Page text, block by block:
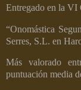
Entregado en la VI
“Onomástica
Serres, S.L. en
Más valorado
puntuación media